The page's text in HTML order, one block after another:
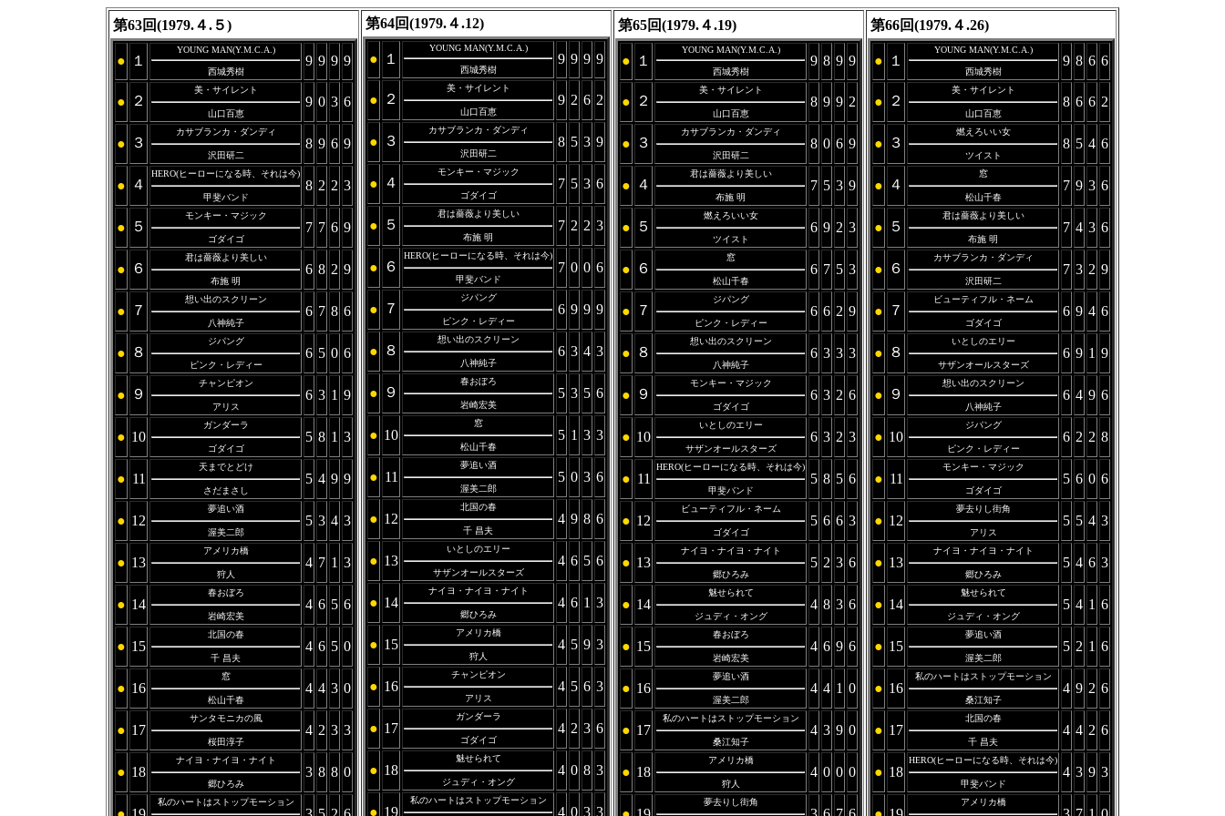
第63回(1979.４.５)
● １
YOUNG MAN(Y.M.C.A.)
西城秀樹
9 9 9 9
● ２
美・サイレント
山口百恵
9 0 3 6
● ３
カサブランカ・ダンディ
沢田研二
8 9 6 9
● ４
HERO(ヒーローになる時、それは今)
甲斐バンド
8 2 2 3
● ５
モンキー・マジック
ゴダイゴ
7 7 6 9
● ６
君は薔薇より美しい
布施 明
6 8 2 9
● ７
想い出のスクリーン
八神純子
6 7 8 6
● ８
ジパング
ピンク・レディー
6 5 0 6
● ９
チャンピオン
アリス
6 3 1 9
● 10
ガンダーラ
ゴダイゴ
5 8 1 3
● 11
天までとどけ
さだまさし
5 4 9 9
● 12
夢追い酒
渥美二郎
5 3 4 3
● 13
アメリカ橋
狩人
4 7 1 3
● 14
春おぼろ
岩崎宏美
4 6 5 6
● 15
北国の春
千 昌夫
4 6 5 0
● 16
窓
松山千春
4 4 3 0
● 17
サンタモニカの風
桜田淳子
4 2 3 3
● 18
ナイヨ・ナイヨ・ナイト
郷ひろみ
3 8 8 0
私のハートはストップモーション
第64回(1979.４.12)
● １
YOUNG MAN(Y.M.C.A.)
西城秀樹
9 9 9 9
● ２
美・サイレント
山口百恵
9 2 6 2
● ３
カサブランカ・ダンディ
沢田研二
8 5 3 9
● ４
モンキー・マジック
ゴダイゴ
7 5 3 6
● ５
君は薔薇より美しい
布施 明
7 2 2 3
● ６
HERO(ヒーローになる時、それは今)
甲斐バンド
7 0 0 6
● ７
ジパング
ピンク・レディー
6 9 9 9
● ８
想い出のスクリーン
八神純子
6 3 4 3
● ９
春おぼろ
岩崎宏美
5 3 5 6
● 10
窓
松山千春
5 1 3 3
● 11
夢追い酒
渥美二郎
5 0 3 6
● 12
北国の春
千 昌夫
4 9 8 6
● 13
いとしのエリー
サザンオールスターズ
4 6 5 6
● 14
ナイヨ・ナイヨ・ナイト
郷ひろみ
4 6 1 3
● 15
アメリカ橋
狩人
4 5 9 3
● 16
チャンピオン
アリス
4 5 6 3
● 17
ガンダーラ
ゴダイゴ
4 2 3 6
● 18
魅せられて
ジュディ・オング
4 0 8 3
● 19
私のハートはストップモーション
4 0 3 3
第65回(1979.４.19)
● １
YOUNG MAN(Y.M.C.A.)
西城秀樹
9 8 9 9
● ２
美・サイレント
山口百恵
8 9 9 2
● ３
カサブランカ・ダンディ
沢田研二
8 0 6 9
● ４
君は薔薇より美しい
布施 明
7 5 3 9
● ５
燃えろいい女
ツイスト
6 9 2 3
● ６
窓
松山千春
6 7 5 3
● ７
ジパング
ピンク・レディー
6 6 2 9
● ８
想い出のスクリーン
八神純子
6 3 3 3
● ９
モンキー・マジック
ゴダイゴ
6 3 2 6
● 10
いとしのエリー
サザンオールスターズ
6 3 2 3
● 11
HERO(ヒーローになる時、それは今)
甲斐バンド
5 8 5 6
● 12
ビューティフル・ネーム
ゴダイゴ
5 6 6 3
● 13
ナイヨ・ナイヨ・ナイト
郷ひろみ
5 2 3 6
● 14
魅せられて
ジュディ・オング
4 8 3 6
● 15
春おぼろ
岩崎宏美
4 6 9 6
● 16
夢追い酒
渥美二郎
4 4 1 0
● 17
私のハートはストップモーション
桑江知子
4 3 9 0
● 18
アメリカ橋
狩人
4 0 0 0
夢去りし街角
第66回(1979.４.26)
● １
YOUNG MAN(Y.M.C.A.)
西城秀樹
9 8 6 6
● ２
美・サイレント
山口百恵
8 6 6 2
● ３
燃えろいい女
ツイスト
8 5 4 6
● ４
窓
松山千春
7 9 3 6
● ５
君は薔薇より美しい
布施 明
7 4 3 6
● ６
カサブランカ・ダンディ
沢田研二
7 3 2 9
● ７
ビューティフル・ネーム
ゴダイゴ
6 9 4 6
● ８
いとしのエリー
サザンオールスターズ
6 9 1 9
● ９
想い出のスクリーン
八神純子
6 4 9 6
● 10
ジパング
ピンク・レディー
6 2 2 8
● 11
モンキー・マジック
ゴダイゴ
5 6 0 6
● 12
夢去りし街角
アリス
5 5 4 3
● 13
ナイヨ・ナイヨ・ナイト
郷ひろみ
5 4 6 3
● 14
魅せられて
ジュディ・オング
5 4 1 6
● 15
夢追い酒
渥美二郎
5 2 1 6
● 16
私のハートはストップモーション
桑江知子
4 9 2 6
● 17
北国の春
千 昌夫
4 4 2 6
● 18
HERO(ヒーローになる時、それは今)
甲斐バンド
4 3 9 3
アメリカ橋